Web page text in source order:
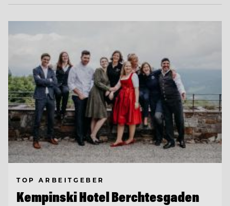
TOP ARBEITGEBER
Kempinski Hotel Berchtesgaden